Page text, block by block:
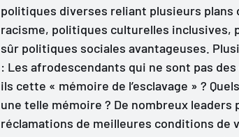
politiques diverses reliant plusieurs
racisme, politiques culturelles inclusives,
sûr politiques sociales avantageuses.
: Les afrodescendants qui ne sont pas
ils cette « mémoire de l’esclavage » ?
une telle mémoire ? De nombreux
réclamations de meilleures conditions de